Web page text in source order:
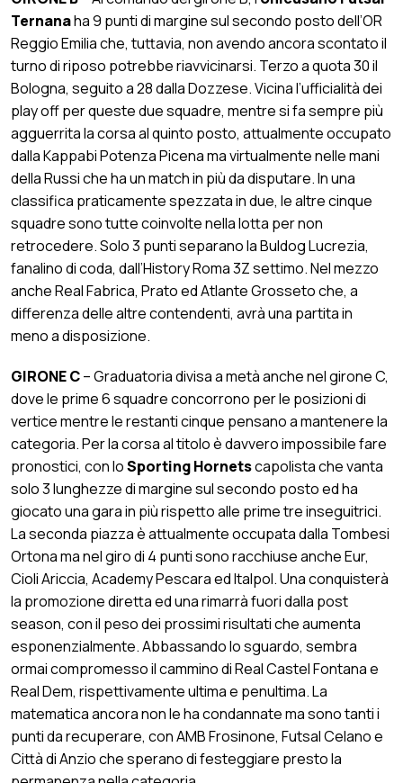
Ternanaha 9 punti di margine sul secondo posto dell’OR
Reggio Emilia che, tuttavia, non avendo ancora scontato il
turno di riposo potrebbe riavvicinarsi. Terzo a quota 30 il
Bologna, seguito a 28 dalla Dozzese. Vicina l’ufficialità dei
play off per queste due squadre, mentre si fa sempre più
agguerrita la corsa al quinto posto, attualmente occupato
dalla Kappabi Potenza Picena ma virtualmente nelle mani
della Russi che ha un match in più da disputare. In una
classifica praticamente spezzata in due, le altre cinque
squadre sono tutte coinvolte nella lotta per non
retrocedere. Solo 3 punti separano la Buldog Lucrezia,
fanalino di coda, dall’History Roma 3Z settimo. Nel mezzo
anche Real Fabrica, Prato ed Atlante Grosseto che, a
differenza delle altre contendenti, avrà una partita in
meno a disposizione.
GIRONE C– Graduatoria divisa a metà anche nel girone C,
dove le prime 6 squadre concorrono per le posizioni di
vertice mentre le restanti cinque pensano a mantenere la
categoria. Per la corsa al titolo è davvero impossibile fare
pronostici, con loSporting Hornetscapolista che vanta
solo 3 lunghezze di margine sul secondo posto ed ha
giocato una gara in più rispetto alle prime tre inseguitrici.
La seconda piazza è attualmente occupata dalla Tombesi
Ortona ma nel giro di 4 punti sono racchiuse anche Eur,
Cioli Ariccia, Academy Pescara ed Italpol. Una conquisterà
la promozione diretta ed una rimarrà fuori dalla post
season, con il peso dei prossimi risultati che aumenta
esponenzialmente. Abbassando lo sguardo, sembra
ormai compromesso il cammino di Real Castel Fontana e
Real Dem, rispettivamente ultima e penultima. La
matematica ancora non le ha condannate ma sono tanti i
punti da recuperare, con AMB Frosinone, Futsal Celano e
Città di Anzio che sperano di festeggiare presto la